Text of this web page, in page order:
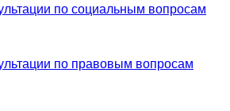
по социальным вопросам
по правовым вопросам